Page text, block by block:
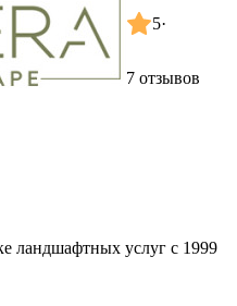
5·
7 отзывов
ландшафтных услуг с 1999